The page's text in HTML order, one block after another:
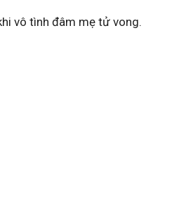
vô tình đâm mẹ tử vong.